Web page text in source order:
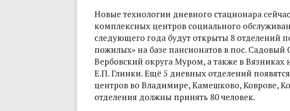
Новые технологии дневного стационара
комплексных центров социального
следующего года будут открыты 8 отделений
пожилых» на базе пансионатов в пос. Садовый
Вербовский округа Муром, а также в Вязниках
Е.П. Глинки. Ещё 5 дневных отделений
центров во Владимире, Камешково, Коврове,
отделения должны принять 80 человек.